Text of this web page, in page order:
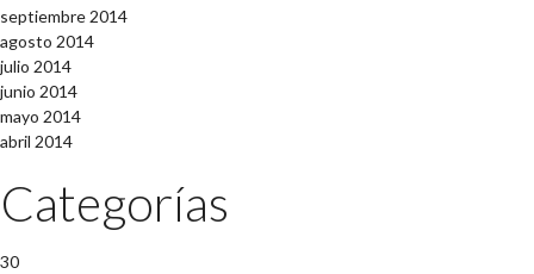
septiembre 2014
agosto 2014
julio 2014
junio 2014
mayo 2014
abril 2014
Categorías
30